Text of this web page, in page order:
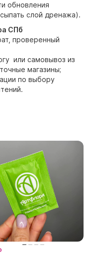
обновления
слой дренажа).
СПб
проверенный
или самовывоз из
магазины;
по выбору